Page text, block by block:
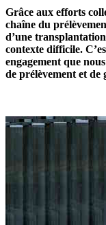
Grâce aux efforts
chaîne du
d’une
contexte difficile.
engagement que
de prélèvement et de